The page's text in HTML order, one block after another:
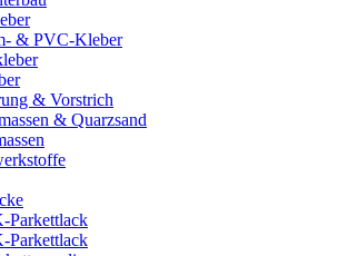
& PVC-Kleber
& Vorstrich
& Quarzsand
Parkettlack
Parkettlack